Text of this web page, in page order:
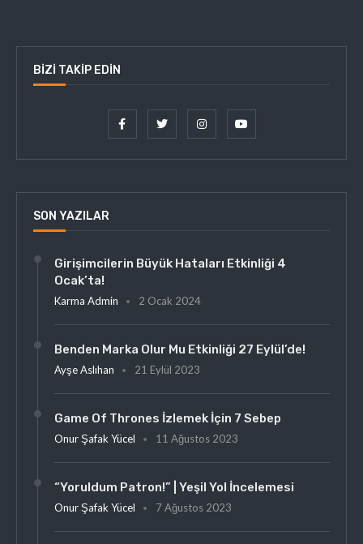
BIZI TAKIP EDIN
SON YAZILAR
Girişimcilerin Büyük Hataları Etkinliği 4
Ocak’ta!
Karma Admin 2 Ocak 2024
Benden Marka Olur Mu Etkinliği 27 Eylül’de!
Ayşe Aslıhan 21 Eylül 2023
Game Of Thrones İzlemek İçin 7 Sebep
Onur Şafak Yücel 11 Ağustos 2023
“Yoruldum Patron!” | Yeşil Yol İncelemesi
Onur Şafak Yücel 7 Ağustos 2023